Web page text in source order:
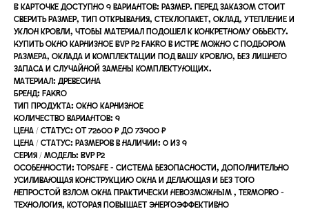
В карточке доступно 9 вариантов: размер. Перед заказом стоит
сверить размер, тип открывания, стеклопакет, оклад, утепление и
уклон кровли, чтобы материал подошел к конкретному объекту.
Купить окно карнизное BVP P2 FAKRO в Истре можно с подбором
размера, оклада и комплектации под вашу кровлю, без лишнего
запаса и случайной замены комплектующих.
Материал: древесина
Бренд: FAKRO
Тип продукта: Окно карнизное
Количество вариантов: 9
Цена / статус: от 72600 ₽ до 73900 ₽
Цена / статус: размеров в наличии: 0 из 9
Серия / модель: BVP P2
Особенности: TopSafe - система безопасности, дополнительно
усиливающая конструкцию окна и делающая и без того
непростой взлом окна практически невозможным , Termopro -
технология, которая повышает энергоэффективно